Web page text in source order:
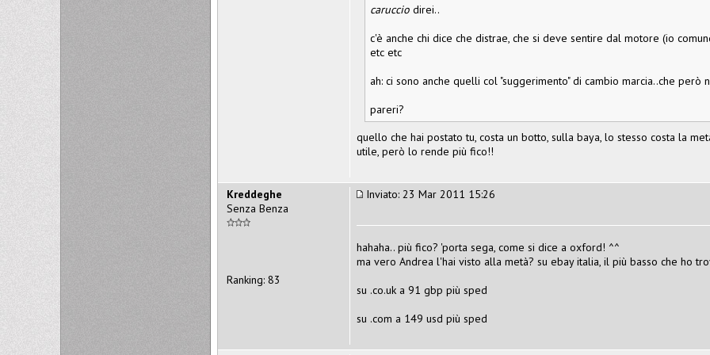
caruccio direi..
c'è anche chi dice che distrae, che si deve sentire dal motore (io
etc etc
ah: ci sono anche quelli col "suggerimento" di cambio marcia..che
pareri?
quello che hai postato tu, costa un botto, sulla baya, lo stesso costa la
utile, però lo rende più fico!!
Inviato: 23 Mar 2011 15:26
hahaha.. più fico? 'porta sega, come si dice a oxford! ^^
ma vero Andrea l'hai visto alla metà? su ebay italia, il più basso che ho
su .co.uk a 91 gbp più sped
su .com a 149 usd più sped
Kreddeghe
Senza Benza
Ranking: 83